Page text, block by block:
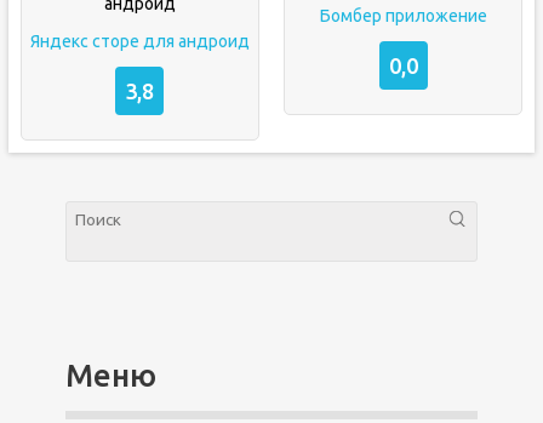
Яндекс сторе для андроид
3,8
Бомбер приложение
0,0
Меню